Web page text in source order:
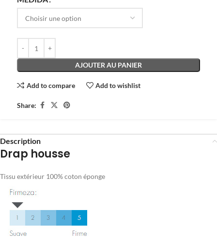
AJOUTER AU PANIER
Add to compare Add to wishlist
Share:
Description
Drap housse
Tissu extérieur 100% coton éponge